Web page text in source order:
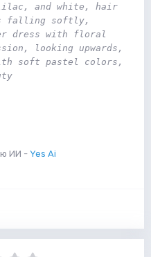
and white, hair
falling softly,
dress with floral
looking upwards,
soft pastel colors,
ИИ - Yes Ai